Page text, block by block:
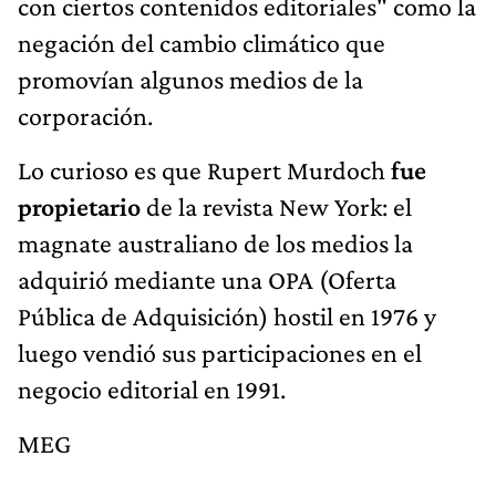
con ciertos contenidos editoriales" como la
negación del cambio climático que
promovían algunos medios de la
corporación.
Lo curioso es que Rupert Murdoch fue
propietario de la revista New York: el
magnate australiano de los medios la
adquirió mediante una OPA (Oferta
Pública de Adquisición) hostil en 1976 y
luego vendió sus participaciones en el
negocio editorial en 1991.
MEG